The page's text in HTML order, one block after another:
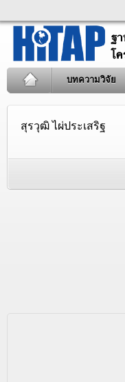
บทความวิจัย
สุรวุฒิ ไผ่ประเสริฐ